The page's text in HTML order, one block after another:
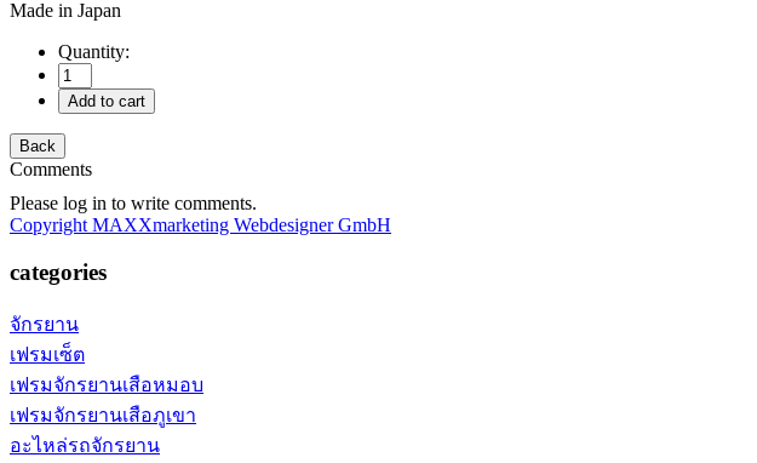
Made in Japan
Quantity:
Comments
Please log in to write comments.
Copyright MAXXmarketing Webdesigner GmbH
categories
จักรยาน
เฟรมเซ็ต
เฟรมจักรยานเสือหมอบ
เฟรมจักรยานเสือภูเขา
อะไหล่รถจักรยาน